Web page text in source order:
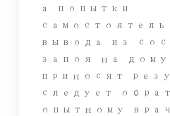
а попытки
вывода из
запоя на дому
приносят
следует
опытному